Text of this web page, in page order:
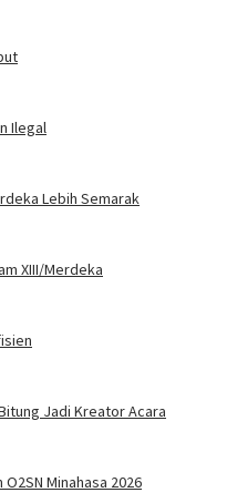
Ilegal
Lebih Semarak
XIII/Merdeka
Jadi Kreator Acara
Minahasa 2026